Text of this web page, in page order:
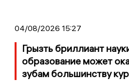
04/08/2026 15:27
Грызть бриллиант
образование может
зубам большинству